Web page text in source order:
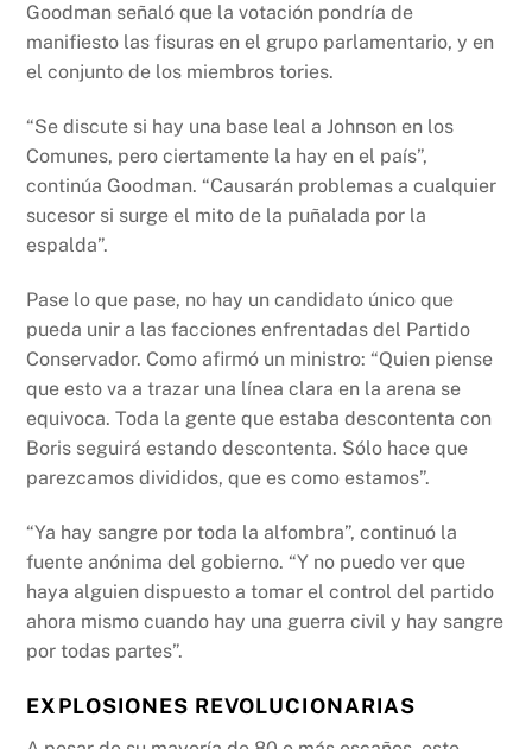
Goodman señaló que la votación pondría de
manifiesto las fisuras en el grupo parlamentario, y en
el conjunto de los miembros tories.
“Se discute si hay una base leal a Johnson en los
Comunes, pero ciertamente la hay en el país”,
continúa Goodman. “Causarán problemas a cualquier
sucesor si surge el mito de la puñalada por la
espalda”.
Pase lo que pase, no hay un candidato único que
pueda unir a las facciones enfrentadas del Partido
Conservador. Como afirmó un ministro: “Quien piense
que esto va a trazar una línea clara en la arena se
equivoca. Toda la gente que estaba descontenta con
Boris seguirá estando descontenta. Sólo hace que
parezcamos divididos, que es como estamos”.
“Ya hay sangre por toda la alfombra”, continuó la
fuente anónima del gobierno. “Y no puedo ver que
haya alguien dispuesto a tomar el control del partido
ahora mismo cuando hay una guerra civil y hay sangre
por todas partes”.
EXPLOSIONES REVOLUCIONARIAS